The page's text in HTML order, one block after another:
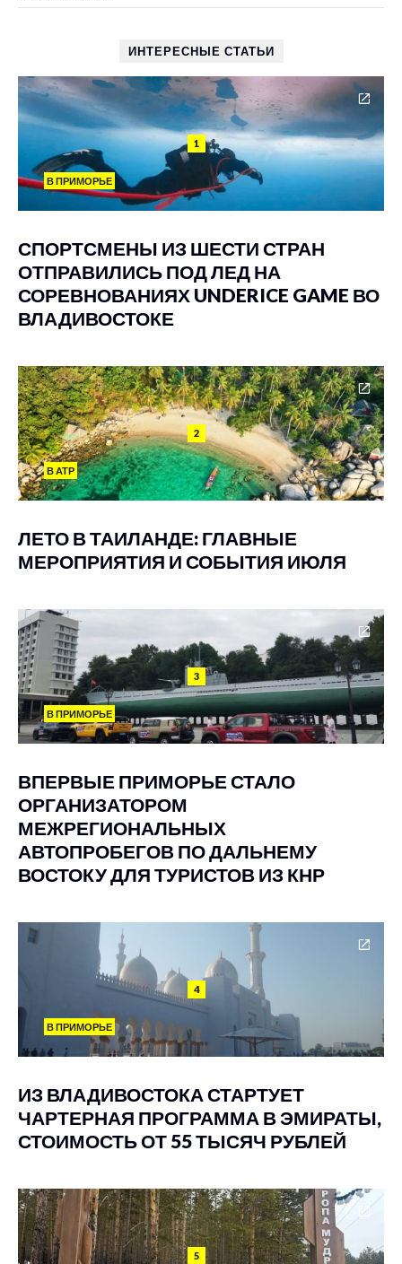
ИНТЕРЕСНЫЕ СТАТЬИ
1
В ПРИМОРЬЕ
СПОРТСМЕНЫ ИЗ ШЕСТИ СТРАН
ОТПРАВИЛИСЬ ПОД ЛЕД НА
СОРЕВНОВАНИЯХ UNDERICE GAME ВО
ВЛАДИВОСТОКЕ
2
В АТР
ЛЕТО В ТАИЛАНДЕ: ГЛАВНЫЕ
МЕРОПРИЯТИЯ И СОБЫТИЯ ИЮЛЯ
3
В ПРИМОРЬЕ
ВПЕРВЫЕ ПРИМОРЬЕ СТАЛО
ОРГАНИЗАТОРОМ
МЕЖРЕГИОНАЛЬНЫХ
АВТОПРОБЕГОВ ПО ДАЛЬНЕМУ
ВОСТОКУ ДЛЯ ТУРИСТОВ ИЗ КНР
4
В ПРИМОРЬЕ
ИЗ ВЛАДИВОСТОКА СТАРТУЕТ
ЧАРТЕРНАЯ ПРОГРАММА В ЭМИРАТЫ,
СТОИМОСТЬ ОТ 55 ТЫСЯЧ РУБЛЕЙ
5